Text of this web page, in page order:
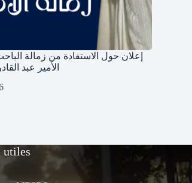
إعلان حول الاستفادة من زمالة
الأمير عبد
utiles